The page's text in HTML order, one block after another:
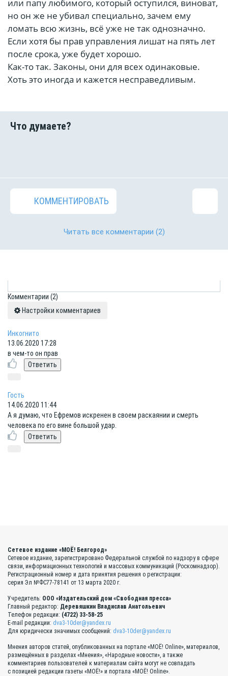
или папу любимого, который оступился, виноват,
но он же не убивал специально, зачем ему
ломать всю жизнь, всё уже не так однозначно.
Если хотя бы прав управления лишат на пять лет
после срока, уже будет хорошо.
Как-то так. Законы, они для всех одинаковые.
Хоть это иногда и кажется несправедливым.
КОММЕНТИРОВАТЬ
Читать все комментарии (2)
Комментарии (2)
Настройки комментариев
Инкогнито
13.06.2020 17:28
в чем-то он прав
Гость
14.06.2020 11:44
А я думаю, что Ефремов искренен в своем раскаянии и смерть
человека по его вине большой удар.
Сетевое издание «МОЁ! Белгород»
Сетевое издание, зарегистрировано Федеральной службой по надзору в сфере
связи, информационных технологий и массовых коммуникаций (Роскомнадзор).
Регистрационный номер и дата принятия решения о регистрации:
серия Эл №ФС77-78141 от 13 марта 2020 г.
Учредитель: ООО «Издательский дом «Свободная пресса»
Главный редактор: Деревяшкин Владислав Анатольевич
Телефон редакции: (4722) 33-58-25
E-mail редакции: dva3-10der@yandex.ru
Для юридически значимых сообщений: dva3-10der@yandex.ru
Мнения авторов статей, опубликованных на портале «МОЁ! Online», материалов,
размещённых в разделах «Мнения», «Народные новости», а также
комментариев пользователей к материалам сайта могут не совпадать
с позицией редакции газеты «МОЁ!» и портала «МОЁ! Online».